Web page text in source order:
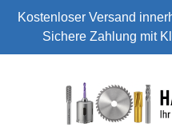
Zum Hauptinhalt springen
Kostenloser Versand
Sichere Zahlung mit